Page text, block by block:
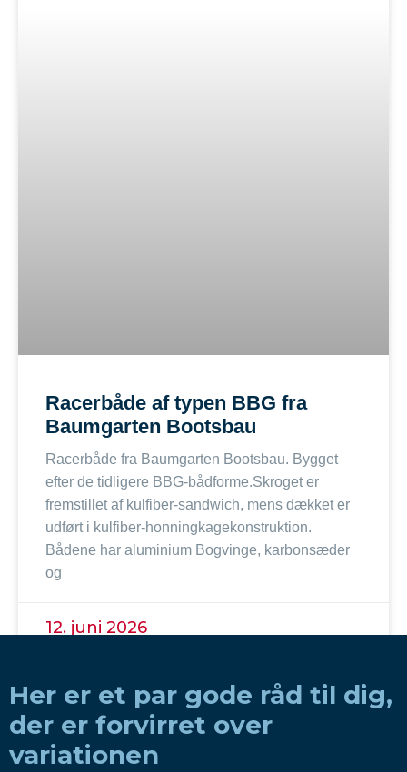
Racerbåde af typen BBG fra
Baumgarten Bootsbau
Racerbåde fra Baumgarten Bootsbau. Bygget
efter de tidligere BBG-bådforme.Skroget er
fremstillet af kulfiber-sandwich, mens dækket er
udført i kulfiber-honningkagekonstruktion.
Bådene har aluminium Bogvinge, karbonsæder
og
12. juni 2026
Her er et par gode råd til dig,
der er forvirret over
variationen